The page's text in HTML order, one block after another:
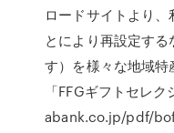
ロードサイトより
とにより再設定す
す）を様々な地域
「FFGギフトセレク
abank.co.jp/pdf/